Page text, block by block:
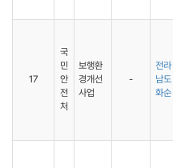
17
국
민
안
전
처
보행환
경개선
사업
-
전라
남도
화순